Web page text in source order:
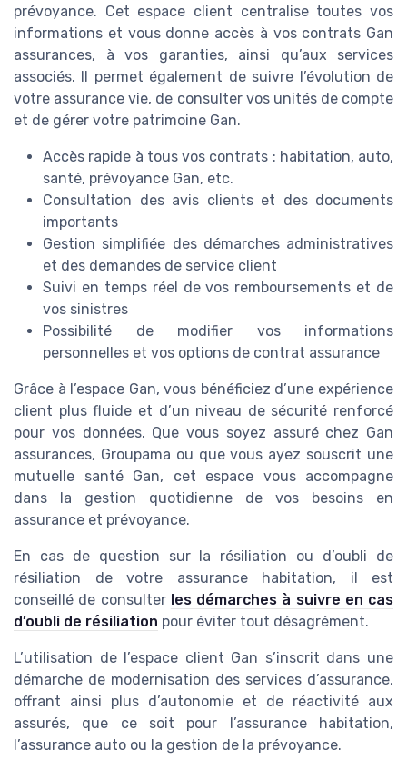
prévoyance. Cet espace client centralise toutes vos
informations et vous donne accès à vos contrats Gan
assurances, à vos garanties, ainsi qu’aux services
associés. Il permet également de suivre l’évolution de
votre assurance vie, de consulter vos unités de compte
et de gérer votre patrimoine Gan.
Accès rapide à tous vos contrats : habitation, auto,
santé, prévoyance Gan, etc.
Consultation des avis clients et des documents
importants
Gestion simplifiée des démarches administratives
et des demandes de service client
Suivi en temps réel de vos remboursements et de
vos sinistres
Possibilité de modifier vos informations
personnelles et vos options de contrat assurance
Grâce à l’espace Gan, vous bénéficiez d’une expérience
client plus fluide et d’un niveau de sécurité renforcé
pour vos données. Que vous soyez assuré chez Gan
assurances, Groupama ou que vous ayez souscrit une
mutuelle santé Gan, cet espace vous accompagne
dans la gestion quotidienne de vos besoins en
assurance et prévoyance.
En cas de question sur la résiliation ou d’oubli de
résiliation de votre assurance habitation, il est
conseillé de consulter les démarches à suivre en cas
d’oubli de résiliation pour éviter tout désagrément.
L’utilisation de l’espace client Gan s’inscrit dans une
démarche de modernisation des services d’assurance,
offrant ainsi plus d’autonomie et de réactivité aux
assurés, que ce soit pour l’assurance habitation,
l’assurance auto ou la gestion de la prévoyance.